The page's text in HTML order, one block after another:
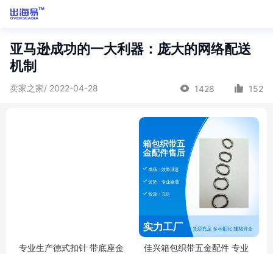
亚马逊成功的一大利器：庞大的网络配送
机制
卖家之家/ 2022-04-28 1428 152
专业生产德式扣针 带底座金
佳兴箱包织带五金配件 专业